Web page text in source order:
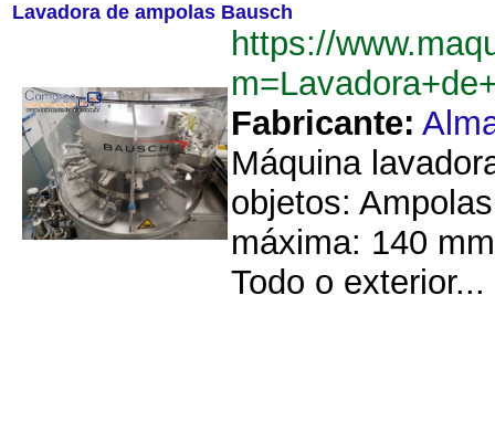
Lavadora de ampolas Bausch
https://
Fabricante:
Máquina
objetos:
máxima: 140
Todo o exterior...